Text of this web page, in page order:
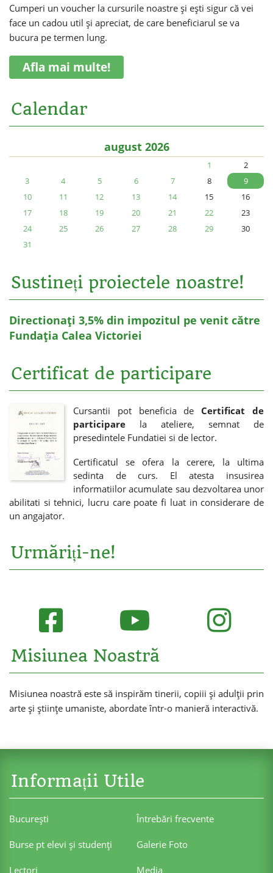
Cumperi un voucher la cursurile noastre și ești sigur că vei
face un cadou util și apreciat, de care beneficiarul se va
bucura pe termen lung.
Afla mai multe!
Calendar
august 2026
1
2
3
4 5 6 7 8
9
10
11 12 13 14 15
16
17
18 19 20 21 22
23
24
25 26 27 28 29
30
31
Sustineți proiectele noastre!
Directionați 3,5% din impozitul pe venit către
Fundația Calea Victoriei
Certificat de participare
Cursantii pot beneficia de Certificat de
participare la ateliere, semnat de
presedintele Fundatiei si de lector.
Certificatul se ofera la cerere, la ultima
sedinta de curs. El atesta insusirea
informatiilor acumulate sau dezvoltarea unor
abilitati si tehnici, lucru care poate fi luat in considerare de
un angajator.
Urmăriți-ne!
Misiunea Noastră
Misiunea noastră este să inspirăm tinerii, copiii și adulții prin
arte și științe umaniste, abordate într-o manieră interactivă.
Informații Utile
Bucureşti Întrebări frecvente
Burse pt elevi şi studenţi Galerie Foto
Lectori Media